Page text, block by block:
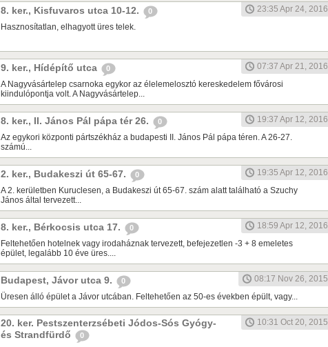
8. ker., Kisfuvaros utca 10-12. 0
23:35 Apr 24, 2016
Hasznosítatlan, elhagyott üres telek.
9. ker., Hídépítő utca 0
07:37 Apr 21, 2016
A Nagyvásártelep csarnoka egykor az élelemelosztó kereskedelem fővárosi
kiindulópontja volt. A Nagyvásártelep...
8. ker., II. János Pál pápa tér 26. 0
19:37 Apr 12, 2016
Az egykori központi pártszékház a budapesti II. János Pál pápa téren. A 26-27.
számú...
2. ker., Budakeszi út 65-67. 0
19:35 Apr 12, 2016
A 2. kerületben Kuruclesen, a Budakeszi út 65-67. szám alatt található a Szuchy
János által tervezett...
8. ker., Bérkocsis utca 17. 0
18:59 Apr 12, 2016
Feltehetően hotelnek vagy irodaháznak tervezett, befejezetlen -3 + 8 emeletes
épület, legalább 10 éve üres....
Budapest, Jávor utca 9. 0
08:17 Nov 26, 2015
Üresen álló épület a Jávor utcában. Feltehetően az 50-es években épült, vagy...
20. ker. Pestszenterzsébeti Jódos-Sós Gyógy-
és Strandfürdő
0
10:31 Oct 20, 2015